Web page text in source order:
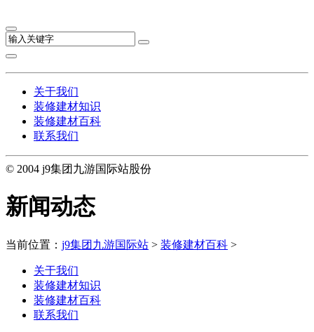
关于我们
装修建材知识
装修建材百科
联系我们
© 2004 j9集团九游国际站股份
新闻动态
当前位置： j9集团九游国际站 > 装修建材百科 >
关于我们
装修建材知识
装修建材百科
联系我们